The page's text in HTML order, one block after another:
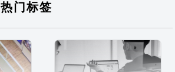
热门标签